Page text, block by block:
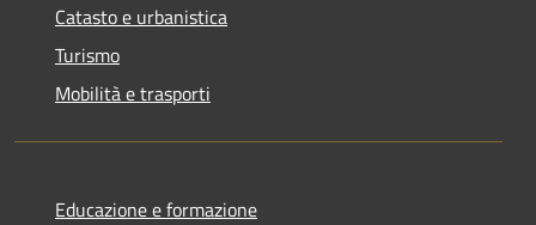
Catasto e urbanistica
Turismo
Mobilità e trasporti
Educazione e formazione